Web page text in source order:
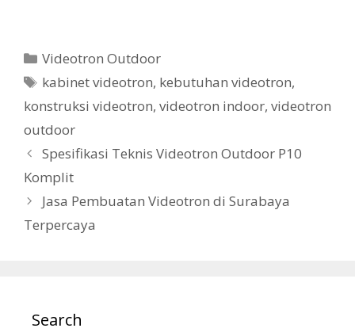
Videotron Outdoor
kabinet videotron, kebutuhan videotron,
konstruksi videotron, videotron indoor, videotron
outdoor
Spesifikasi Teknis Videotron Outdoor P10
Komplit
Jasa Pembuatan Videotron di Surabaya
Terpercaya
Search